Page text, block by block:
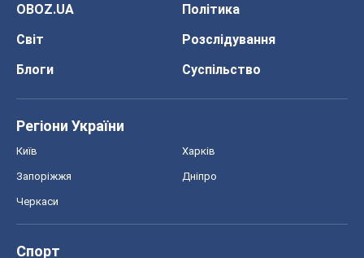
OBOZ.UA
Політика
Світ
Розслідування
Блоги
Суспільство
Регіони України
Київ Харків
Запоріжжя Дніпро
Черкаси
Спорт